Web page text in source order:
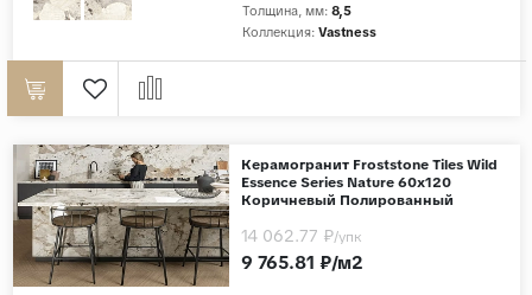
Толщина, мм: 8,5
Коллекция: Vastness
Керамогранит Froststone Tiles Wild
Essence Series Nature 60x120
Коричневый Полированный
9 765.81 ₽/м2
14 062.77 ₽/упк